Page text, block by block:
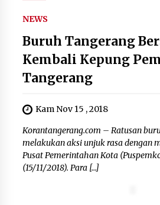
NEWS
Buruh Tangerang
Kembali Kepung
Tangerang
Kam Nov 15 , 2018
Korantangerang.com – Ratusan
melakukan aksi unjuk rasa dengan
Pusat Pemerintahan Kota
(15/11/2018). Para […]